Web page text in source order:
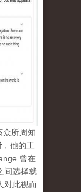
众所周知
，他的工
曾在
间选择就
对此视而